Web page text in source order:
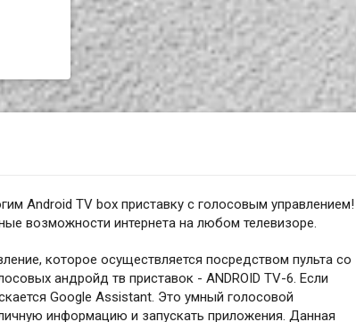
Android TV box приставку с голосовым управлением!
возможности интернета на любом телевизоре.
которое осуществляется посредством пульта со
андройд тв приставок - ANDROID TV-6. Если
Google Assistant. Это умный голосовой
информацию и запускать приложения. Данная